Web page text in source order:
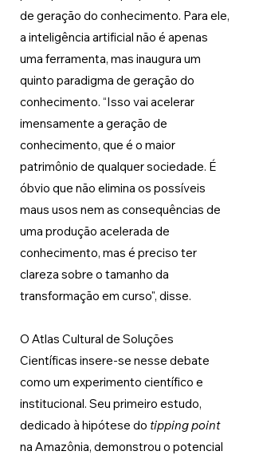
de geração do conhecimento. Para ele,
a inteligência artificial não é apenas
uma ferramenta, mas inaugura um
quinto paradigma de geração do
conhecimento. “Isso vai acelerar
imensamente a geração de
conhecimento, que é o maior
patrimônio de qualquer sociedade. É
óbvio que não elimina os possíveis
maus usos nem as consequências de
uma produção acelerada de
conhecimento, mas é preciso ter
clareza sobre o tamanho da
transformação em curso", disse.
O Atlas Cultural de Soluções
Científicas insere-se nesse debate
como um experimento científico e
institucional. Seu primeiro estudo,
dedicado à hipótese do tipping point
na Amazônia, demonstrou o potencial